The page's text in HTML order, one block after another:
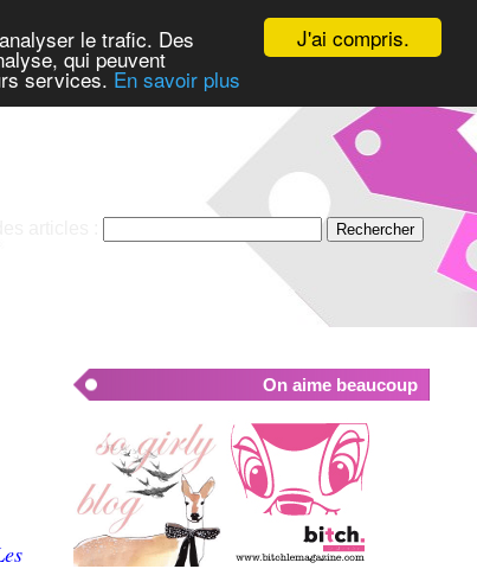
J'ai compris.
le trafic. Des
qui peuvent
services. En savoir plus
On aime beaucoup